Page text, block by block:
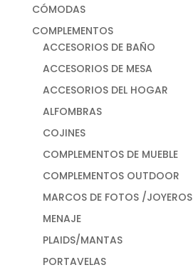
CÓMODAS
COMPLEMENTOS
ACCESORIOS DE BAÑO
ACCESORIOS DE MESA
ACCESORIOS DEL HOGAR
ALFOMBRAS
COJINES
COMPLEMENTOS DE MUEBLE
COMPLEMENTOS OUTDOOR
MARCOS DE FOTOS /JOYEROS
MENAJE
PLAIDS/MANTAS
PORTAVELAS